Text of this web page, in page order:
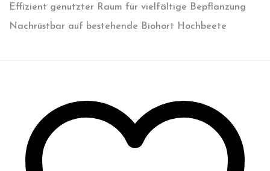
Effizient genutzter Raum für vielfältige Bepflanzung
Nachrüstbar auf bestehende Biohort Hochbeete